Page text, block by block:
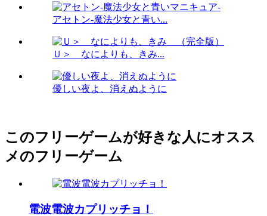
アセトン-魔法少女と青い...
Ｕ＞ なによりも、きみ...
優しい夜よ、消えぬように
このフリーゲームが好きな人にオスス
メのフリーゲーム
電波電波カプリッチョ！